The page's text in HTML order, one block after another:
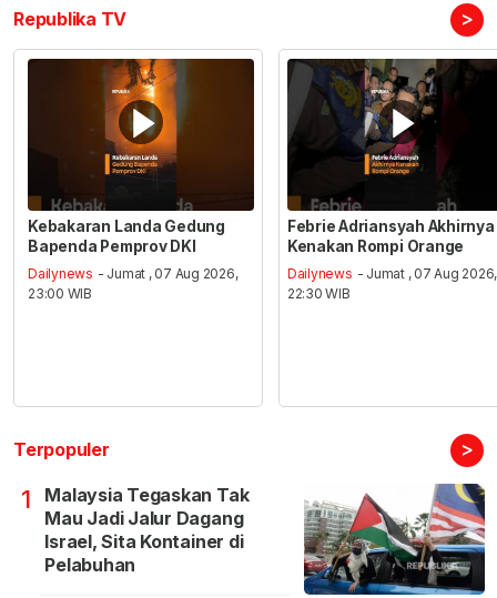
Republika TV >
Kebakaran Landa Gedung
Bapenda Pemprov DKI
Dailynews - Jumat , 07 Aug 2026,
23:00 WIB
Febrie Adriansyah Akhirnya
Kenakan Rompi Orange
Dailynews - Jumat , 07 Aug 2026,
22:30 WIB
Terpopuler >
1
Malaysia Tegaskan Tak
Mau Jadi Jalur Dagang
Israel, Sita Kontainer di
Pelabuhan